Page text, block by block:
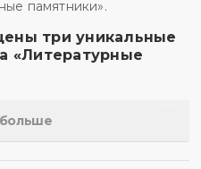
три уникальные
«Литературные